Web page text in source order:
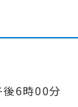
6時00分